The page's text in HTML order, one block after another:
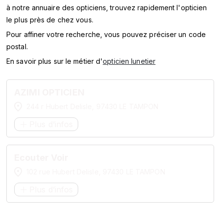
Oui
SERVICES
MARQUES
à notre annuaire des opticiens, trouvez rapidement l'opticien
le plus près de chez vous.
Pour affiner votre recherche, vous pouvez préciser un code
postal.
En savoir plus sur le métier d'opticien lunetier